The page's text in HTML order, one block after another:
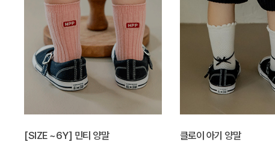
[SIZE ~6Y] 민티 양말 클로이 아기 양말